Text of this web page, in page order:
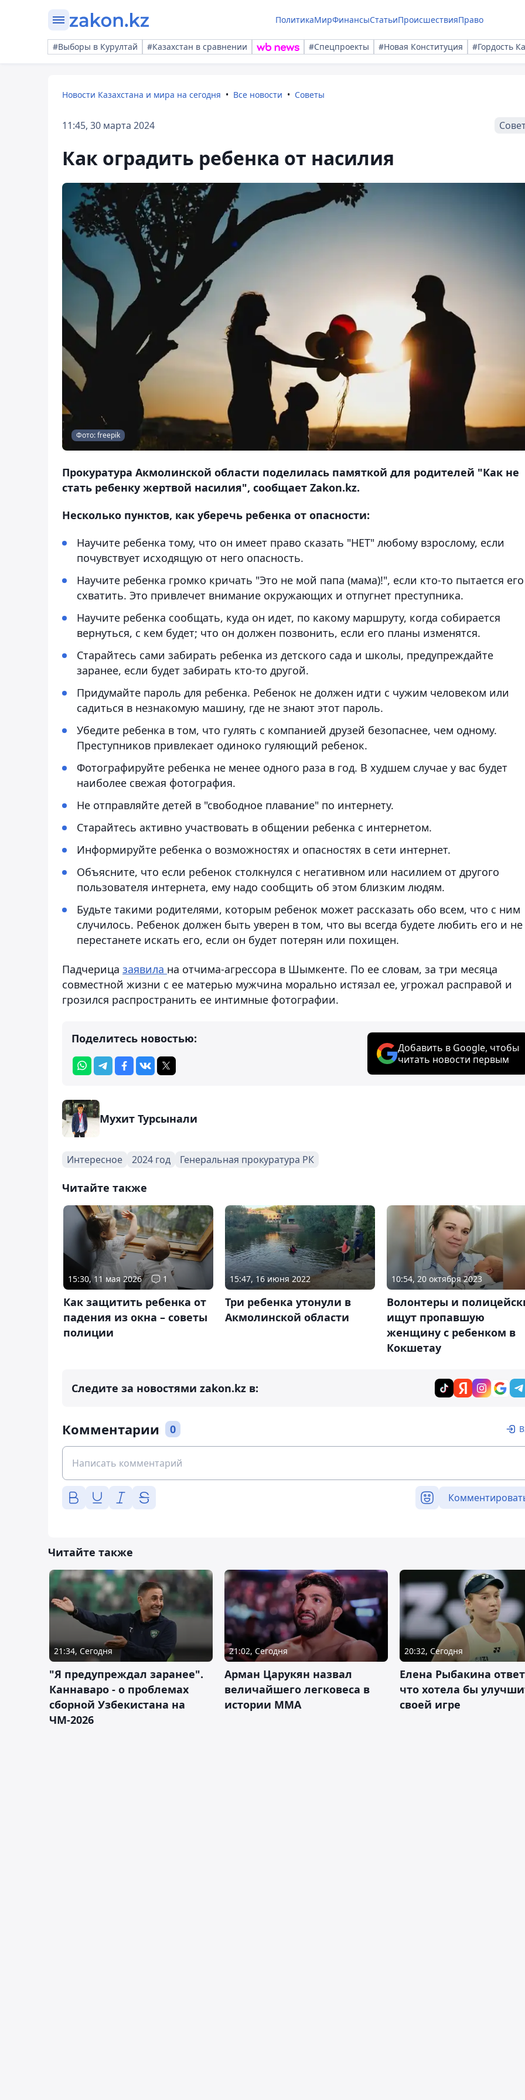
ПолитикаМирФинансыСтатьиПроисшествияПраво
#Выборы в Курултай #Казахстан в сравнении #Спецпроекты #Новая Конституция #Гордость
Новости Казахстана и мира на сегодня Все новости Советы
11:45, 30 марта 2024
Как оградить ребенка от насилия
Фото: freepik
Прокуратура Акмолинской области поделилась памяткой для родителей "Как не
стать ребенку жертвой насилия", сообщает Zakon.kz.
Несколько пунктов, как уберечь ребенка от опасности:
Научите ребенка тому, что он имеет право сказать "НЕТ" любому взрослому, если
почувствует исходящую от него опасность.
Научите ребенка громко кричать "Это не мой папа (мама)!", если кто-то пытается его
схватить. Это привлечет внимание окружающих и отпугнет преступника.
Научите ребенка сообщать, куда он идет, по какому маршруту, когда собирается
вернуться, с кем будет; что он должен позвонить, если его планы изменятся.
Старайтесь сами забирать ребенка из детского сада и школы, предупреждайте
заранее, если будет забирать кто-то другой.
Придумайте пароль для ребенка. Ребенок не должен идти с чужим человеком или
садиться в незнакомую машину, где не знают этот пароль.
Убедите ребенка в том, что гулять с компанией друзей безопаснее, чем одному.
Преступников привлекает одиноко гуляющий ребенок.
Фотографируйте ребенка не менее одного раза в год. В худшем случае у вас будет
наиболее свежая фотография.
Не отправляйте детей в "свободное плавание" по интернету.
Старайтесь активно участвовать в общении ребенка с интернетом.
Информируйте ребенка о возможностях и опасностях в сети интернет.
Объясните, что если ребенок столкнулся с негативном или насилием от другого
пользователя интернета, ему надо сообщить об этом близким людям.
Будьте такими родителями, которым ребенок может рассказать обо всем, что с ним
случилось. Ребенок должен быть уверен в том, что вы всегда будете любить его и не
перестанете искать его, если он будет потерян или похищен.
Падчерица заявила на отчима-агрессора в Шымкенте. По ее словам, за три месяца
совместной жизни с ее матерью мужчина морально истязал ее, угрожал расправой и
грозился распространить ее интимные фотографии.
Поделитесь новостью:
Добавить в Google, чтобы
читать новости первым
Мухит Турсынали
Интересное 2024 год Генеральная прокуратура РК
Читайте также
15:30, 11 мая 2026 1
Как защитить ребенка от
падения из окна – советы
полиции
15:47, 16 июня 2022
Три ребенка утонули в
Акмолинской области
10:54, 20 октября 2023
Волонтеры и
ищут пропавшую
женщину с ребенком в
Кокшетау
Следите за новостями zakon.kz в:
Комментарии 0
Читайте также
21:34, Сегодня
"Я предупреждал заранее".
Каннаваро - о проблемах
сборной Узбекистана на
ЧМ-2026
21:02, Сегодня
Арман Царукян назвал
величайшего легковеса в
истории ММА
20:32, Сегодня
Елена Рыбакина
что хотела бы
своей игре